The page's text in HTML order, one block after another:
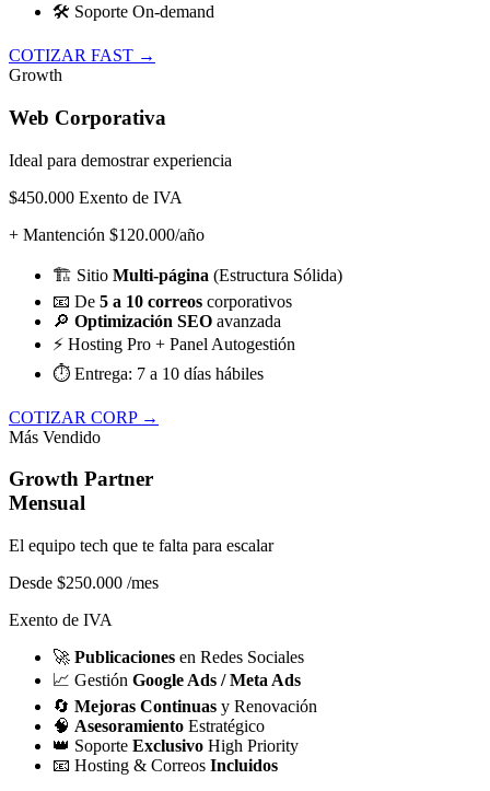
🛠️ Soporte On-demand
COTIZAR FAST →
Growth
Web Corporativa
Ideal para demostrar experiencia
$450.000 Exento de IVA
+ Mantención $120.000/año
🏗️ Sitio Multi-página (Estructura Sólida)
📧 De 5 a 10 correos corporativos
🔎 Optimización SEO avanzada
⚡ Hosting Pro + Panel Autogestión
⏱️ Entrega: 7 a 10 días hábiles
COTIZAR CORP →
Más Vendido
Growth Partner
Mensual
El equipo tech que te falta para escalar
Desde $250.000 /mes
Exento de IVA
🚀 Publicaciones en Redes Sociales
📈 Gestión Google Ads / Meta Ads
🔄 Mejoras Continuas y Renovación
🧠 Asesoramiento Estratégico
👑 Soporte Exclusivo High Priority
📧 Hosting & Correos Incluidos